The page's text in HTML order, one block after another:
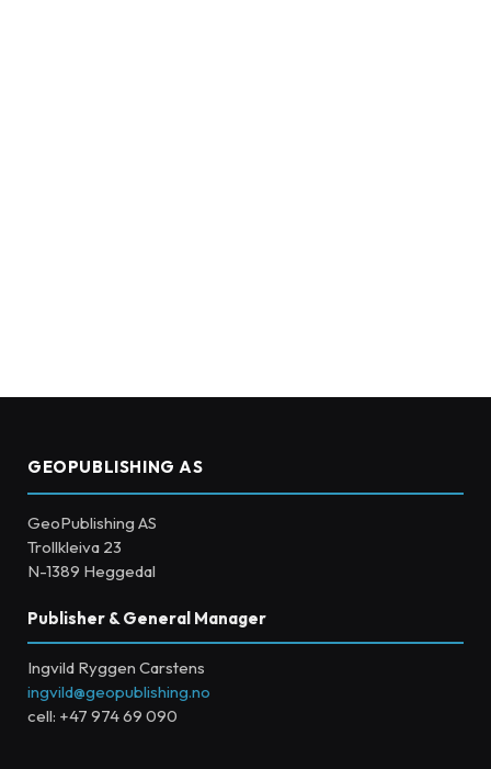
GEOPUBLISHING AS
GeoPublishing AS
Trollkleiva 23
N-1389 Heggedal
Publisher & General Manager
Ingvild Ryggen Carstens
ingvild@geopublishing.no
cell: +47 974 69 090